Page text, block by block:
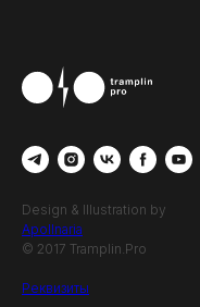
Design & Illustration by
Apollnaria
© 2017 Tramplin.Pro
Реквизиты